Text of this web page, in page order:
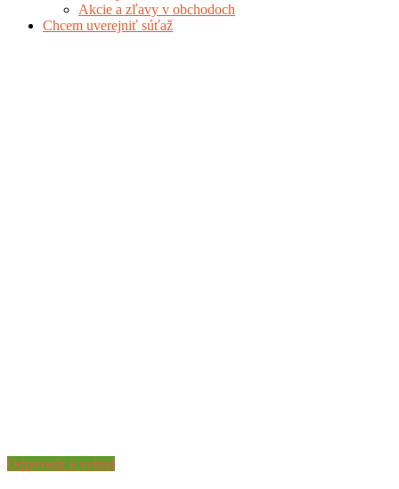
Akcie a zľavy v obchodoch
Chcem uverejniť súťaž
Odpovedz a vyhraj